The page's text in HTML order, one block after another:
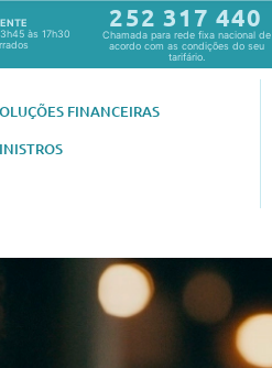
às 17h30
252 317 440
Chamada para rede fixa nacional de
acordo com as condições do seu
tarifário.
FINANCEIRAS